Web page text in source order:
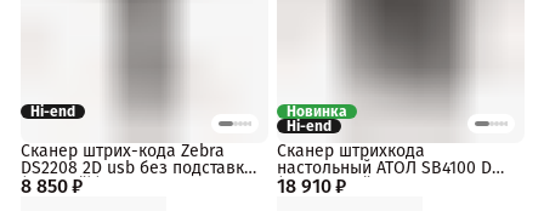
Hi-end
8 850 ₽
Сканер штрих-кода Zebra
DS2208 2D usb без подставки
(черный)(арт. DS2208-
Новинка
Hi-end
18 910 ₽
Сканер штрихкода
настольный АТОЛ SB4100 D
(2D, черный, USB, упаковка 1